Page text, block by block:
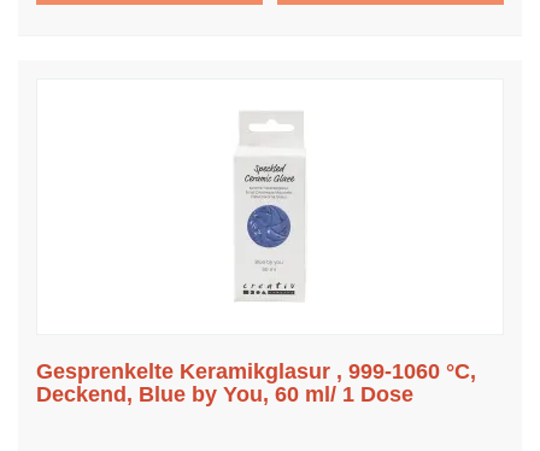
Gesprenkelte Keramikglasur , 999-1060 °C,
Deckend, Blue by You, 60 ml/ 1 Dose